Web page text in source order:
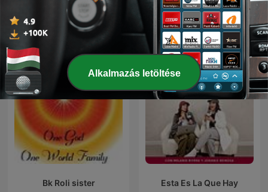
Önjáróbb Vállalkozás
Podcast
Ablak Japánra
Bk Roli sister Esta Es La Que Hay
Alkalmazás letöltése